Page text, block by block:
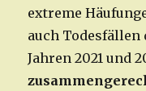
extreme
auch
Jahren 2021 und